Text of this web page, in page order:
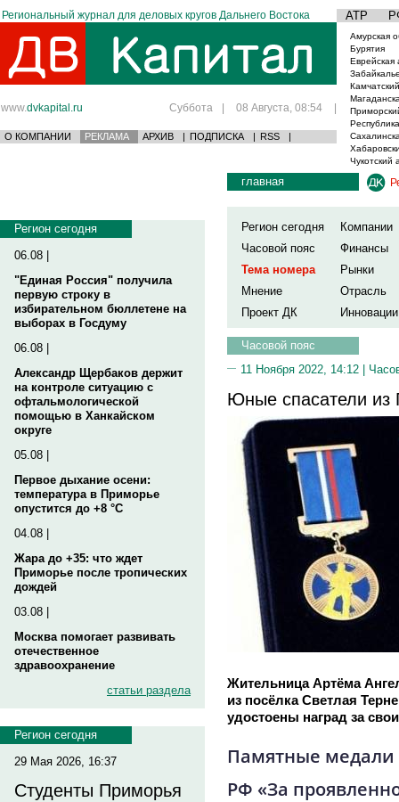
Региональный журнал для деловых кругов Дальнего Востока АТР
www.dvkapital.ru Суббота | 08 Августа, 08:54 |
О КОМПАНИИ РЕКЛАМА АРХИВ | ПОДПИСКА | RSS |
Амурская
Бурятия
Еврейская
Чукотский
Регион сегодня
06.08 |
"Единая Россия" получила
первую строку в
избирательном бюллетене на
выборах в Госдуму
06.08 |
Александр Щербаков держит
на контроле ситуацию с
офтальмологической
помощью в Ханкайском
округе
05.08 |
Первое дыхание осени:
температура в Приморье
опустится до +8 °C
04.08 |
Жара до +35: что ждет
Приморье после тропических
дождей
03.08 |
Москва помогает развивать
отечественное
здравоохранение
статьи раздела
Регион сегодня
29 Мая 2026, 16:37
Студенты Приморья
главная
Регион сегодня
Компании
Часовой пояс
Финансы
Тема номера
Рынки
Мнение
Отрасль
Проект ДК
Инновации
Часовой пояс
11 Ноября 2022, 14:12 |
Юные спасатели из
Жительница Артёма
из посёлка Светлая
удостоены наград за
Памятные медали
РФ «За